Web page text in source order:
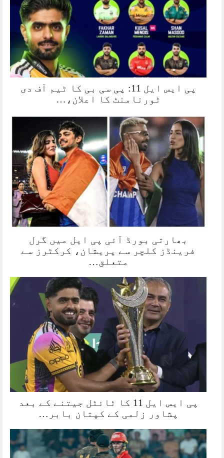
پی ایس ایل 11: پی سی بی کا ٹیم آف دی
ٹورنامنٹ کا اعلان،…
بھارتی بورڈ آئی پی ایل میں گرل
فرینڈز کلچر سے پریشان، کرکٹرز سے
متعلق…
پی ایس ایل 11 کا ٹائٹل جیتنے کے بعد
پشاور زلمی کے کپتان بابر…